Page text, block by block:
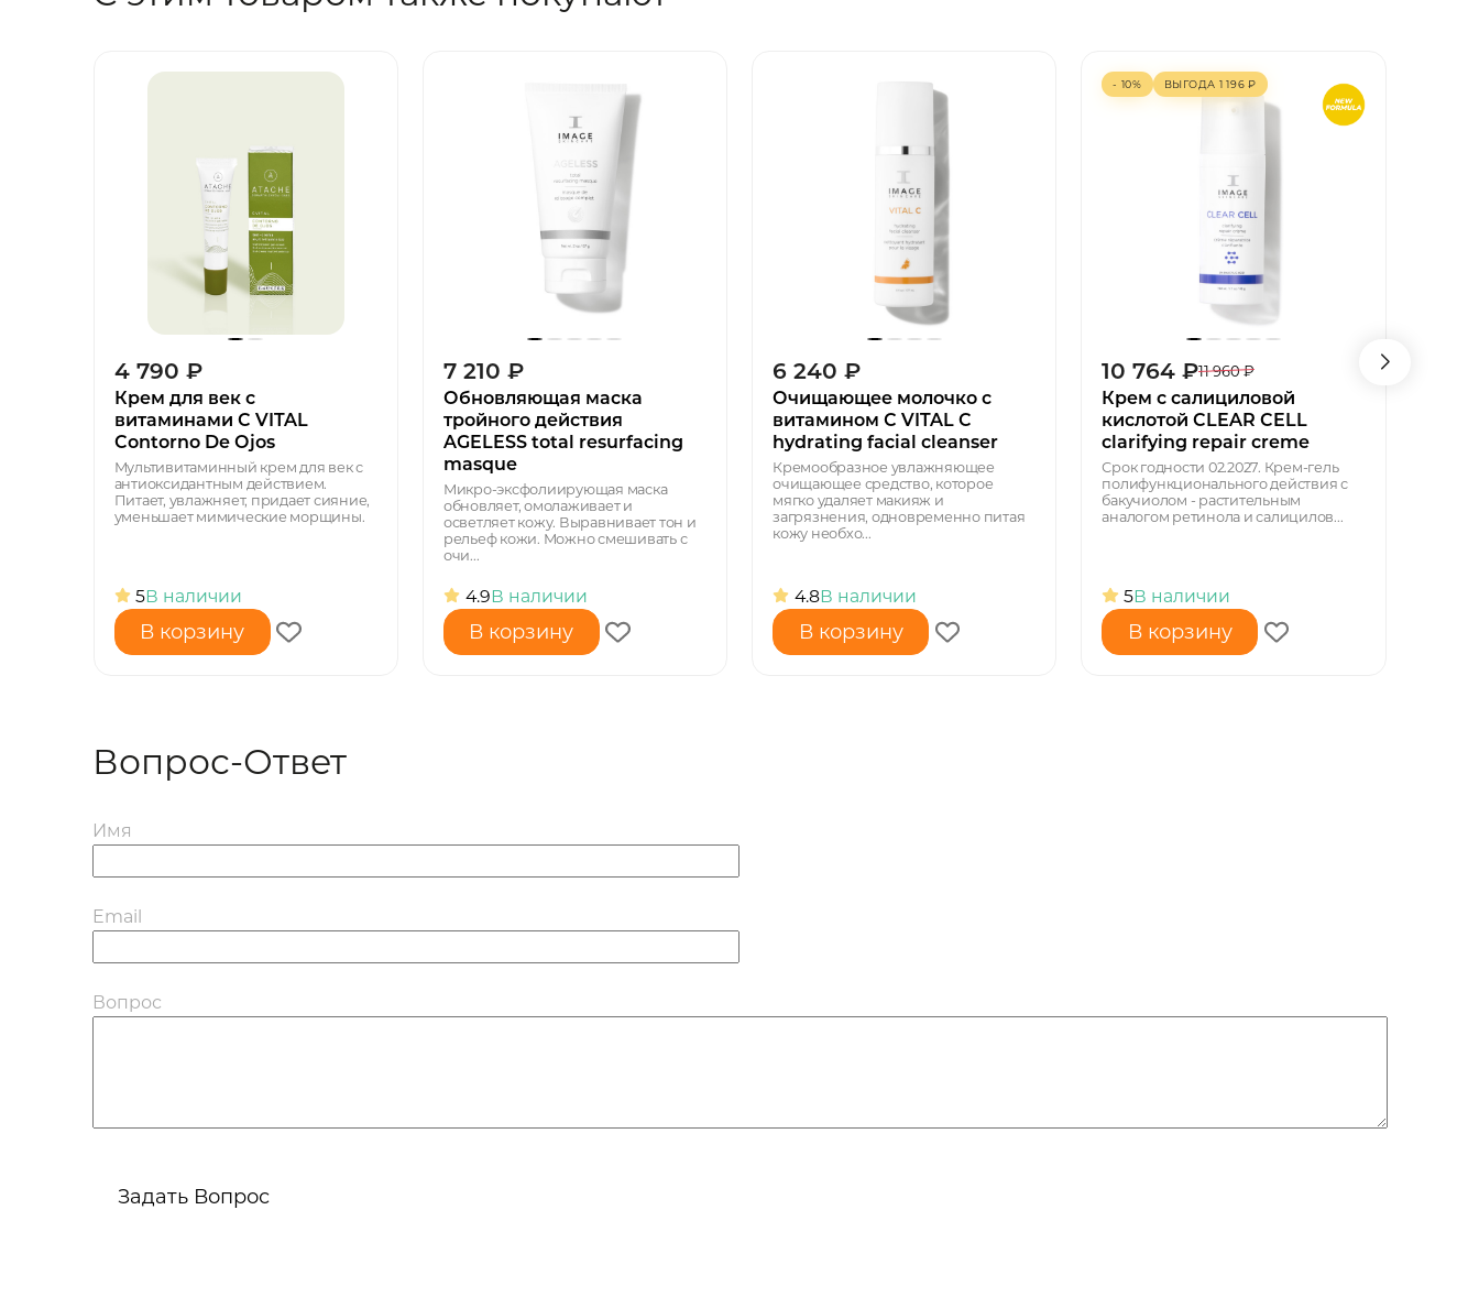
4 790 ₽
Крем для век с
витаминами C VITAL
Contorno De Ojos
Мультивитаминный крем для век с
антиоксидантным действием.
Питает, увлажняет, придает сияние,
уменьшает мимические морщины.
5В наличии
В корзину
7 210 ₽
Обновляющая маска
тройного действия
AGELESS total resurfacing
masque
Микро-эксфолиирующая маска
обновляет, омолаживает и
осветляет кожу. Выравнивает тон и
рельеф кожи. Можно смешивать с
очи...
4.9В наличии
В корзину
6 240 ₽
Очищающее молочко с
витамином С VITAL C
hydrating facial cleanser
Кремообразное увлажняющее
очищающее средство, которое
мягко удаляет макияж и
загрязнения, одновременно питая
кожу необхо...
4.8В наличии
В корзину
- 10% ВЫГОДА 1 196 ₽
10 764 ₽11 960₽
Крем с салициловой
кислотой CLEAR CELL
clarifying repair creme
Срок годности 02.2027. Крем-гель
полифункционального действия с
бакучиолом - растительным
аналогом ретинола и салицилов...
5В наличии
В корзину
Вопрос-Ответ
Имя
Email
Вопрос